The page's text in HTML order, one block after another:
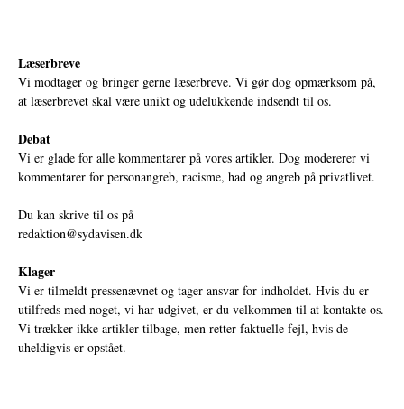
Læserbreve
Vi modtager og bringer gerne læserbreve. Vi gør dog opmærksom på,
at læserbrevet skal være unikt og udelukkende indsendt til os.
Debat
Vi er glade for alle kommentarer på vores artikler. Dog modererer vi
kommentarer for personangreb, racisme, had og angreb på privatlivet.
Du kan skrive til os på
redaktion@sydavisen.dk
Klager
Vi er tilmeldt pressenævnet og tager ansvar for indholdet. Hvis du er
utilfreds med noget, vi har udgivet, er du velkommen til at kontakte os.
Vi trækker ikke artikler tilbage, men retter faktuelle fejl, hvis de
uheldigvis er opstået.